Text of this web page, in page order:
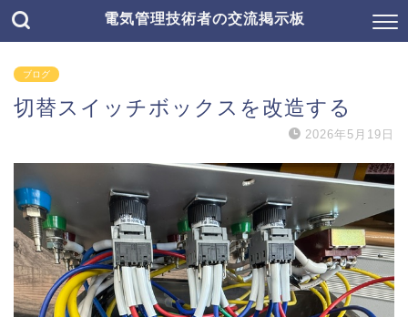
電気管理技術者の交流掲示板
ブログ
切替スイッチボックスを改造する
2026年5月19日